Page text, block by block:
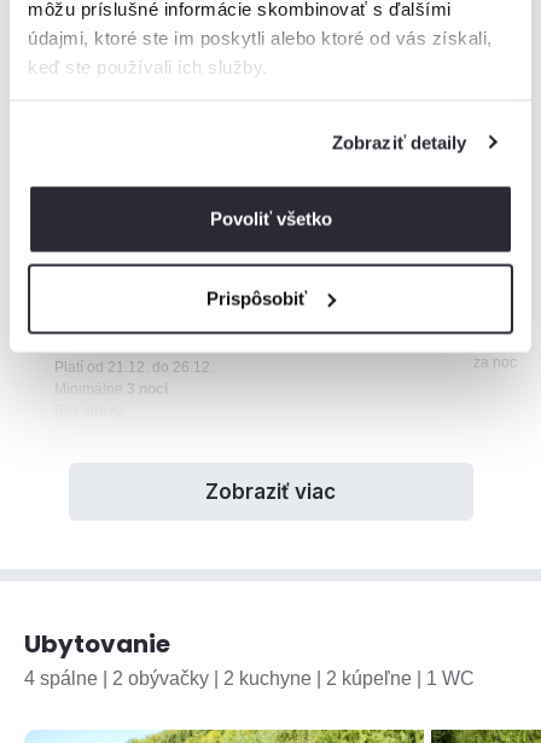
môžu príslušné informácie skombinovať s ďalšími
údajmi, ktoré ste im poskytli alebo ktoré od vás získali,
keď ste používali ich služby.
Zobraziť detaily
Povoliť všetko
Prispôsobiť
Základná sadzba
Minimálne 2 noci
250
Bez stravy
Vianočný pobyt
Platí od 21.12. do 26.12.
Minimálne 3 noci
250€
za noc
Zobraziť viac
Ubytovanie
4 spálne | 2 obývačky | 2 kuchyne | 2 kúpeľne | 1 WC